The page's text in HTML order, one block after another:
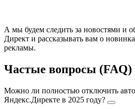
А мы будем следить за новостями и
Директ и рассказывать вам о
рекламы.
Частые вопросы (FAQ)
Можно ли полностью отключить
Яндекс.Директе в 2025 году?